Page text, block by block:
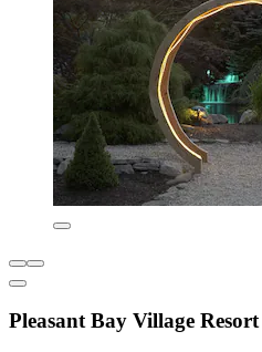
Pleasant Bay Village Resort